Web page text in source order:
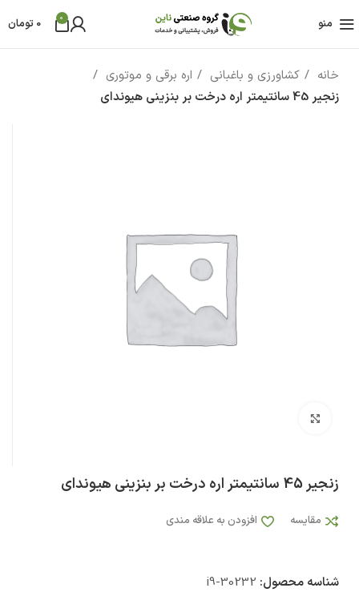
منو 0
0 تومان
خانه کشاورزی و باغبانی
اره برقی و موتوری
زنجیر 45 سانتیمتر اره درخت بر بنزینی هیوندای
زنجیر 45 سانتیمتر اره درخت بر بنزینی هیوندای
مقایسه افزودن به علاقه مندی
شناسه محصول: i9-30232